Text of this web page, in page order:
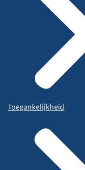
Toegankelijkheid